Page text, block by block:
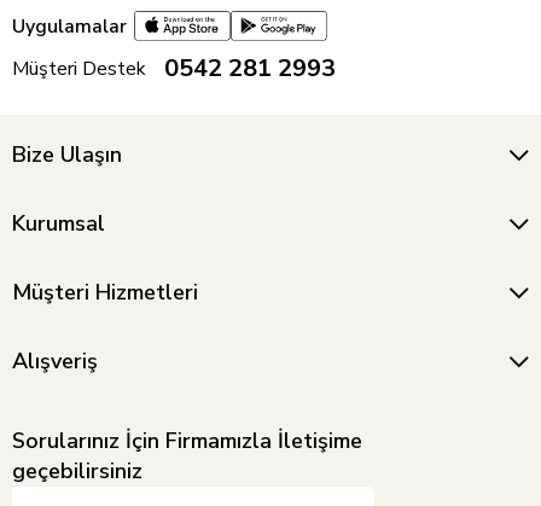
Uygulamalar
Müşteri Destek
0542 281 2993
Bize Ulaşın
Kurumsal
Müşteri Hizmetleri
Alışveriş
Sorularınız İçin Firmamızla İletişime
geçebilirsiniz